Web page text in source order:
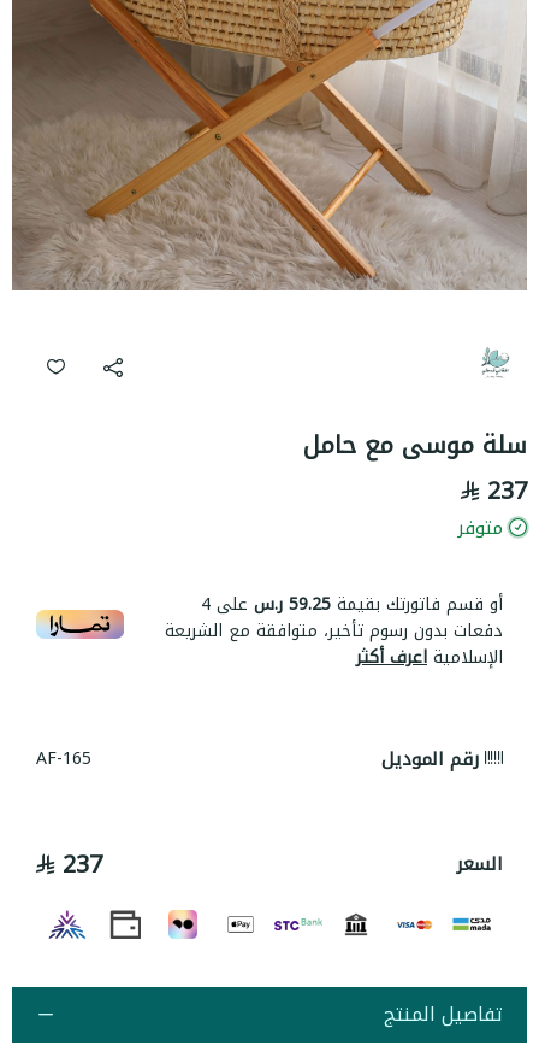
سلة موسى مع حامل
237
متوفر
أو قسم فاتورتك بقيمة59.25 ر.س على4
دفعات بدون رسوم تأخير، متوافقة مع الشريعة
الإسلاميةاعرف أكثر
رقم الموديل AF-165
السعر 237
تفاصيل المنتج